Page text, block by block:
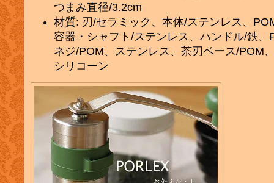
つまみ直径/3.2cm
材質: 刃/セラミック、本体/ステンレス、
容器・シャフト/ステンレス、ハンドル/鉄、
ネジ/POM、ステンレス、茶刃ベース/POM
シリコーン